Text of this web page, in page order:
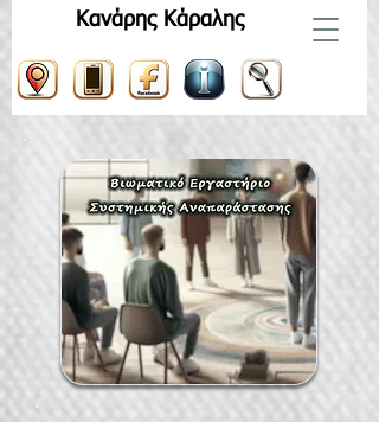
Κανάρης Κάραλης